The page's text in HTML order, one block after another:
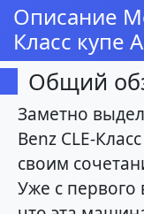
Описание
Класс купе
Общий
Заметно
Benz CLE-
своим
Уже с первого